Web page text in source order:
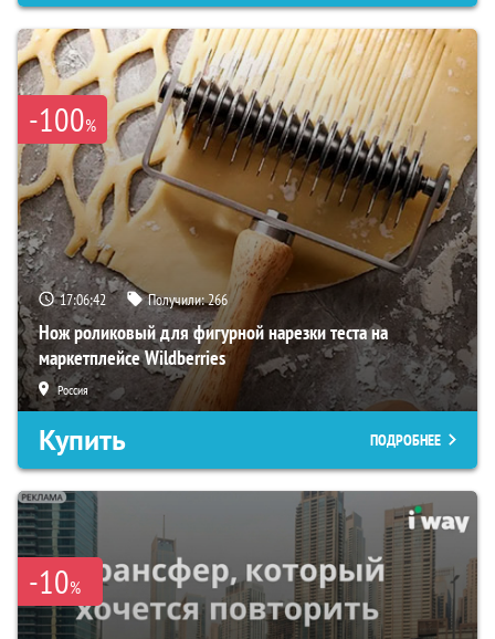
-100%
17:06:40 Получили:266
Нож роликовый для фигурной нарезки теста на
маркетплейсе Wildberries
Россия
Купить ПОДРОБНЕЕ
-10%